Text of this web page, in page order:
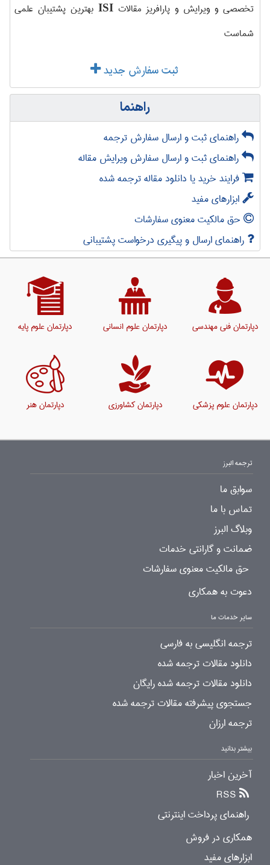
تخصصی و ویرایش و پارافریز مقالاتISI بهترین پشتیبان علمی
شماست
ثبت سفارش جدید
راهنما
راهنمای ثبت و ارسال سفارش ترجمه
راهنمای ثبت و ارسال سفارش ویرایش مقاله
فرایند خرید یا دانلود مقاله ترجمه شده
ابزارهای مفید
حق مالکیت معنوی سفارشات
راهنمای ارسال و پیگیری درخواست پشتیبانی
دپارتمان فنی مهندسی دپارتمان علوم انسانی دپارتمان علوم پایه
دپارتمان علوم پزشکی دپارتمان کشاورزی دپارتمان هنر
ترجمه البرز
سوابق ما
تماس با ما
وبلاگ البرز
ضمانت و گارانتی خدمات
حق مالکیت معنوی سفارشات
دعوت به همکاری
سایر خدمات ما
ترجمه انگلیسی به فارسی
دانلود مقالات ترجمه شده
دانلود مقالات ترجمه شده رایگان
جستجوی پیشرفته مقالات ترجمه شده
ترجمه ارزان
بیشتر بدانید
آخرین اخبار
RSS
راهنمای پرداخت اینترنتی
همکاری در فروش
ابزارهای مفید